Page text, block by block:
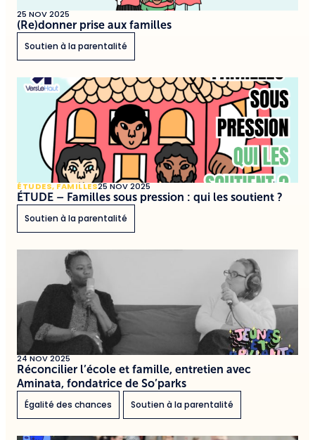
25 NOV 2025
(Re)donner prise aux familles
Soutien à la parentalité
ÉTUDES,FAMILLES25 NOV 2025
ÉTUDE – Familles sous pression : qui les soutient ?
Soutien à la parentalité
24 NOV 2025
Réconcilier l’école et famille, entretien avec
Aminata, fondatrice de So’parks
Égalité des chances
Soutien à la parentalité